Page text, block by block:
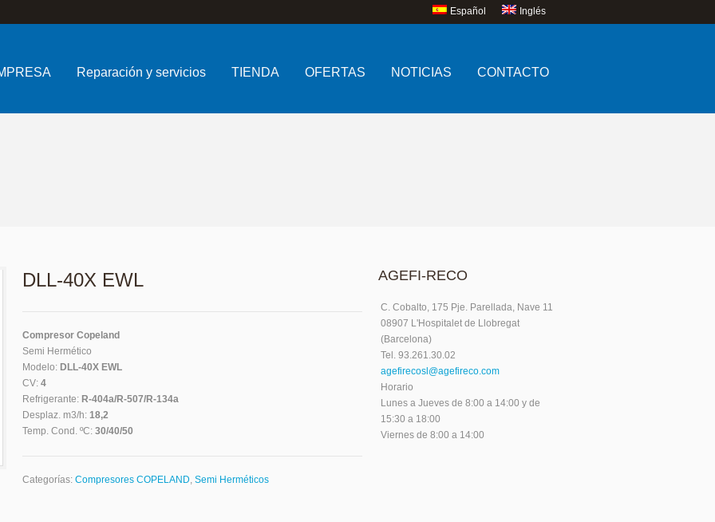
Español Inglés
Reparación y servicios TIENDA OFERTAS NOTICIAS CONTACTO
DLL-40X EWL
Compresor Copeland
Semi Hermético
Modelo: DLL-40X EWL
CV: 4
Refrigerante: R-404a/R-507/R-134a
Desplaz. m3/h: 18,2
Temp. Cond. ºC: 30/40/50
Categorías: Compresores COPELAND, Semi Herméticos
AGEFI-RECO
C. Cobalto, 175 Pje. Parellada, Nave 11
08907 L'Hospitalet de Llobregat
(Barcelona)
Tel. 93.261.30.02
agefirecosl@agefireco.com
Horario
Lunes a Jueves de 8:00 a 14:00 y de
15:30 a 18:00
Viernes de 8:00 a 14:00